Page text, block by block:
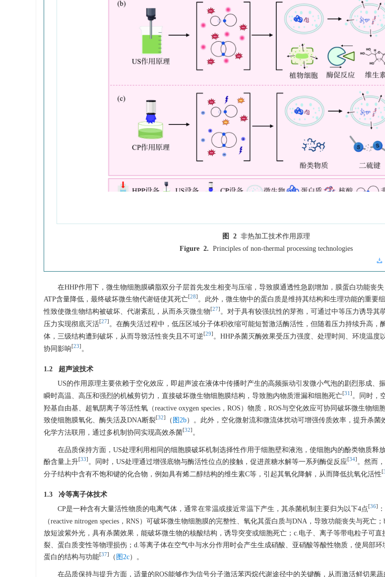
图 2 非热加工技术作用原理
Figure 2. Principles of non-thermal processing technologies
在HHP作用下，微生物细胞膜磷脂双分子层首先发生相变与压缩，导致膜通透性急剧增加，膜蛋白功能丧
ATP含量降低，最终破坏微生物代谢链使其死亡[28] 。此外，微生物中的蛋白质是维持其结构和生理功能的重要
性致使微生物结构被破坏、代谢紊乱，从而杀灭微生物[27] 。对于具有较强抗性的芽孢，可通过中等压力诱导其
压力实现彻底灭活[27] 。在酶失活过程中，低压区域分子体积收缩可能短暂激活酶活性，但随着压力持续升高，
体，三级结构遭到破坏，从而导致活性丧失且不可逆[29] 。HHP杀菌灭酶效果受压力强度、处理时间、环境温度
协同影响[23] 。
1.2 超声波技术
US的作用原理主要依赖于空化效应，即超声波在液体中传播时产生的高频振动引发微小气泡的剧烈形成、
瞬时高温、高压和强烈的机械剪切力，直接破坏微生物细胞膜结构，导致胞内物质泄漏和细胞死亡[31] 。同时，
羟基自由基、超氧阴离子等活性氧（reactive oxygen species，ROS）物质，ROS与空化效应可协同破坏微生物细
致使细胞膜氧化、酶失活及DNA断裂[32] （ 图2b）。此外，空化微射流和微流体扰动可增强传质效率，提升杀菌
化学方法联用，通过多机制协同实现高效杀菌[32] 。
在品质保持方面，US处理利用相同的细胞膜破坏机制选择性作用于细胞壁和液泡，使细胞内的酚类物质释
酚含量上升[33] 。同时，US处理通过增强底物与酶活性位点的接触，促进蔗糖水解等一系列酶促反应[34] 。然而
分子结构中含有不饱和键的化合物，例如具有烯二醇结构的维生素C等，引起其氧化降解，从而降低抗氧化活性[
1.3 冷等离子体技术
CP是一种含有大量活性物质的电离气体，通常在常温或接近常温下产生，其杀菌机制主要归为以下4点[36]
（reactive nitrogen species，RNS）可破坏微生物细胞膜的完整性、氧化其蛋白质与DNA，导致功能丧失与死亡
放短波紫外光，具有杀菌效果，能破坏微生物的核酸结构，诱导突变或细胞死亡；c.电子、离子等带电粒子可直
裂、蛋白质变性等物理损伤；d.等离子体在空气中与水分作用时会产生生成硝酸、亚硝酸等酸性物质，使局部
蛋白的结构与功能[37] （ 图2c）。
在品质保持与提升方面，适量的ROS能够作为信号分子激活苯丙烷代谢途径中的关键酶，从而激活鲜切果